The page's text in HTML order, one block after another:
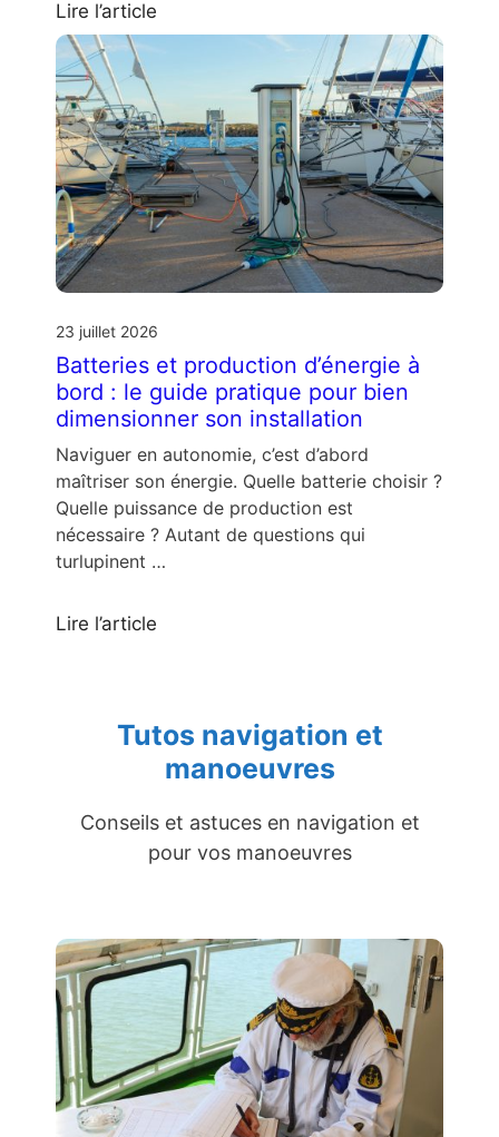
Lire l’article
23 juillet 2026
Batteries et production d’énergie à
bord : le guide pratique pour bien
dimensionner son installation
Naviguer en autonomie, c’est d’abord
maîtriser son énergie. Quelle batterie choisir ?
Quelle puissance de production est
nécessaire ? Autant de questions qui
turlupinent …
Lire l’article
Tutos navigation et
manoeuvres
Conseils et astuces en navigation et
pour vos manoeuvres